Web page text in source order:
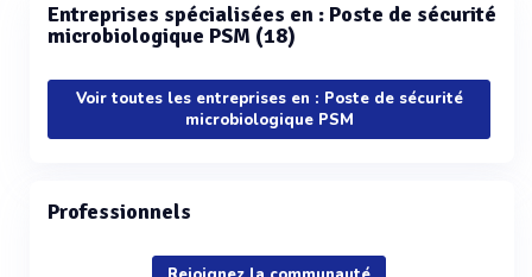
Entreprises spécialisées en : Poste de sécurité
microbiologique PSM (18)
Voir toutes les entreprises en : Poste de sécurité
microbiologique PSM
Professionnels